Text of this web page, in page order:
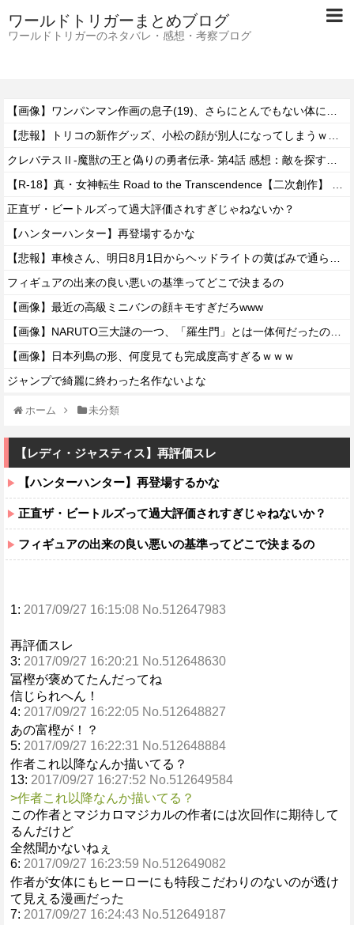
ワールドトリガーまとめブログ
ワールドトリガーのネタバレ・感想・考察ブログ
正直ザ・ビートルズって過大評価されすぎじゃねないか？
【ハンターハンター】再登場するかな
フィギュアの出来の良い悪いの基準ってどこで決まるの
【画像】最近の高級ミニバンの顔キモすぎだろwww
【画像】日本列島の形、何度見ても完成度高すぎるｗｗｗ
ジャンプで綺麗に終わった名作ないよな
ホーム 未分類
【レディ・ジャスティス】再評価スレ
【ハンターハンター】再登場するかな
正直ザ・ビートルズって過大評価されすぎじゃねないか？
フィギュアの出来の良い悪いの基準ってどこで決まるの
1: 2017/09/27 16:15:08 No.512647983
再評価スレ
3: 2017/09/27 16:20:21 No.512648630
冨樫が褒めてたんだってね
信じられへん！
4: 2017/09/27 16:22:05 No.512648827
あの富樫が！？
5: 2017/09/27 16:22:31 No.512648884
作者これ以降なんか描いてる？
13: 2017/09/27 16:27:52 No.512649584
>作者これ以降なんか描いてる？
この作者とマジカロマジカルの作者には次回作に期待して
るんだけど
全然聞かないねぇ
6: 2017/09/27 16:23:59 No.512649082
作者が女体にもヒーローにも特段こだわりのないのが透け
て見える漫画だった
7: 2017/09/27 16:24:43 No.512649187